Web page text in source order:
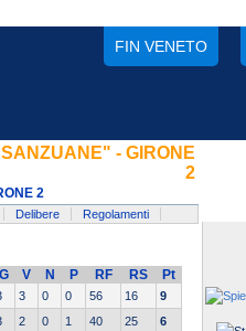
FIN VENETO
- GIRONE
2
2
Delibere Regolamenti
G V N P RF RS Pt
3 0 0 56 16
9
2 0 1 40 25
6